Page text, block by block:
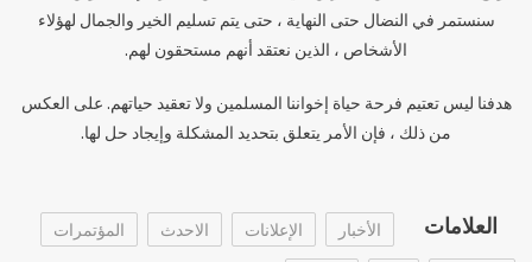
سنستمر في النضال حتى النهاية ، حتى يتم تسليم الخير والجمال لهؤلاء
الأشخاص ، الذين نعتقد أنهم مستحقون لهم.
هدفنا ليس تعتيم فرحة حياة إخواننا المسلمين ولا تعقيد حياتهم. على العكس
من ذلك ، فإن الأمر يتعلق بتحديد المشكلة وإيجاد حل لها.
العلامات الأخبار الإعلانات الاحدث
المؤتمرات